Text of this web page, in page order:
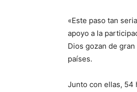
«Este paso tan
apoyo a la
Dios gozan de
países.
Junto con ellas, 54